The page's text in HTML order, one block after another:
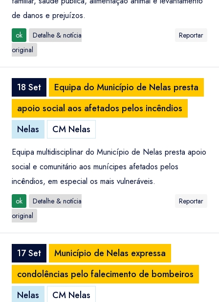
de danos e prejuízos.
ok
Detalhe & notícia
original
Reportar
18 Set
Equipa do Município de Nelas presta
apoio social aos afetados pelos incêndios
Nelas
CM Nelas
Equipa multidisciplinar do Município de Nelas presta apoio
social e comunitário aos munícipes afetados pelos
incêndios, em especial os mais vulneráveis.
ok
Detalhe & notícia
original
Reportar
17 Set
Município de Nelas expressa
condolências pelo falecimento de bombeiros
Nelas
CM Nelas